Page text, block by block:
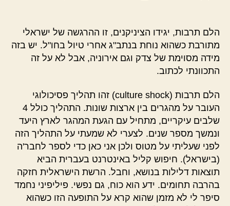
הלם תרבות, יגידו הציניקנים, זו ההרגשה של ישראלי
מתורבת כשהוא נוחת בנתב"ג אחרי טיול בחו"ל. יש בזה
מידה מסוימת של צדק וגם אירוניה, אבל לא על זה
התכוונתי לכתוב.
הלם תרבות (culture shock) זהו תהליך פסיכולוגי
העובר על מהגרים בין ארצות שונות. התהליך כולל 4
שלבים עיקריים, מתחיל עם הגעת המהגר לארץ היעד
ונמשך מספר שנים. לצערי לא שמעתי על התהליך הזה
לפני שעליתי על מטוס ולכן אני כאן כדי לספר לחבר'ה
(בישראל). חיפוש קליל באינטרנט בעברית הביא
תוצאות דלילות בנושא, וחבל. הרשת הישראלית חזקה
בהרבה תחומים. ידע הוא כוח, גם נפשי. פיליפיני נחמד
סיפר לי לא מזמן שהוא קרא על התופעה הזו כשהוא